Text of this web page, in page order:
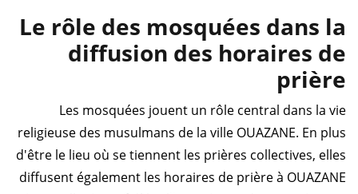
Le rôle des mosquées dans la
diffusion des horaires de
prière
Les mosquées jouent un rôle central dans la vie
religieuse des musulmans de la ville OUAZANE. En plus
d'être le lieu où se tiennent les prières collectives, elles
diffusent également les horaires de prière à OUAZANE